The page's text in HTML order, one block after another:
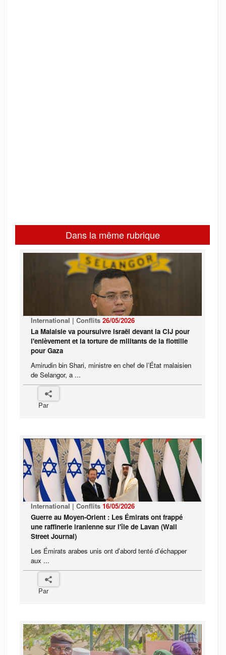
Dans la même rubrique
International | Conflits 26/05/2026
La Malaisie va poursuivre Israël devant la CIJ pour
l'enlèvement et la torture de militants de la flottille
pour Gaza
Amirudin bin Shari, ministre en chef de l’État malaisien
de Selangor, a ...
Par
International | Conflits 16/05/2026
Guerre au Moyen-Orient : Les Émirats ont frappé
une raffinerie iranienne sur l'île de Lavan (Wall
Street Journal)
Les Émirats arabes unis ont d’abord tenté d’échapper
aux ...
Par